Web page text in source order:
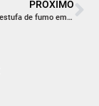
PRÓXIMO
Incêndio destrói estufa de fumo em Içara